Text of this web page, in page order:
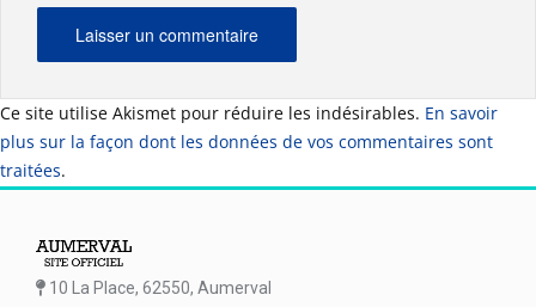
Ce site utilise Akismet pour réduire les indésirables. En savoir
plus sur la façon dont les données de vos commentaires sont
traitées.
10 La Place, 62550, Aumerval